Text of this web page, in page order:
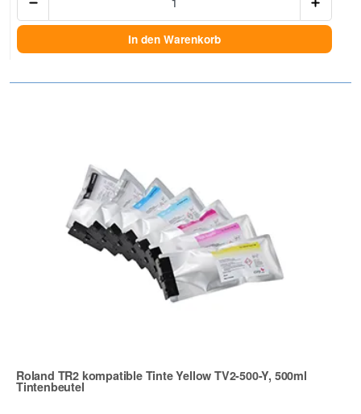
In den Warenkorb
Roland TR2 kompatible Tinte Yellow TV2-500-Y, 500ml
Tintenbeutel